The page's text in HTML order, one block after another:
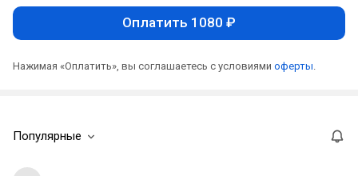
Оплатить 1080 ₽
Нажимая «Оплатить», вы соглашаетесь с условиями оферты
Популярные